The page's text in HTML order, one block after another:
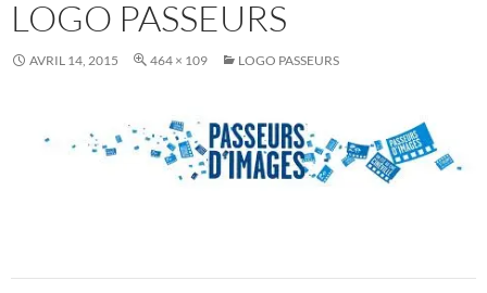
LOGO PASSEURS
AVRIL 14, 2015 464 × 109 LOGO PASSEURS